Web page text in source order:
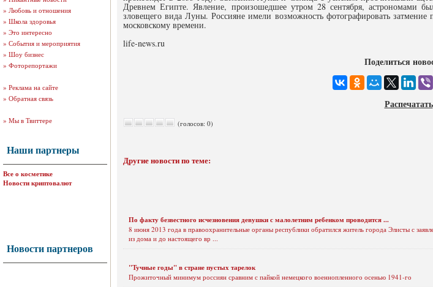
» Любовь и отношения
» Школа здоровья
» Это интересно
» События и мероприятия
» Шоу бизнес
» Фоторепортажи
» Реклама на сайте
» Обратная связь
» Мы в Твиттере
Наши партнеры
Все о косметике
Новости криптовалют
Новости партнеров
Древнем Египте. Явление, произошедшее утром 28 сентября, астрономами
зловещего вида Луны. Россияне имели возможность фотографировать
московскому времени.
life-news.ru
Поделиться
Распечатать
(голосов: 0)
Другие новости по теме:
По факту безвестного исчезновения девушки с малолетним ребенком проводится ...
8 июня 2013 года в правоохранительные органы республики обратился житель города Элисты с
из дома и до настоящего вр ...
"Тучные годы" в стране пустых тарелок
Прожиточный минимум россиян сравним с пайкой немецкого военнопленного осенью 1941-го